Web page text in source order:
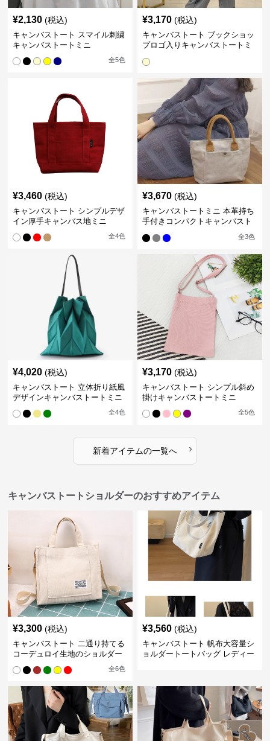
¥2,130 (税込)
キャンバストート スマイル刺繍
キャンバストートミニ
全5色
¥3,170 (税込)
キャンバストート ブックショッ
プロゴ入りキャンバストートミ
¥3,460 (税込)
キャンバストート シンプルデザ
イン厚手キャンバス地ミニ
全4色
¥3,670 (税込)
キャンバストートミニ 本革持ち
手付きコンパクトキャンバスト
全3色
¥4,020 (税込)
キャンバストート 立体折り紙風
デザインキャンバストートミニ
全4色
¥3,170 (税込)
キャンバストート シンプル斜め
掛けキャンバストートミニ
全5色
新着アイテムの一覧へ ›
キャンバストートショルダーのおすすめアイテム
¥3,300 (税込)
キャンバストート 二通り持てる
コーデュロイ生地のショルダー
全6色
¥3,560 (税込)
キャンバストート 帆布大容量シ
ョルダートートバッグ レディー